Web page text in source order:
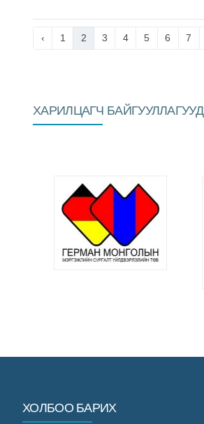
‹ 1 2 3 4 5 6 7
ХАРИЛЦАГЧ БАЙГУУЛЛАГУУД
ХОЛБОО БАРИХ